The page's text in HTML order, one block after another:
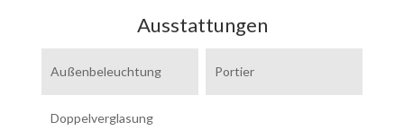
Ausstattungen
Außenbeleuchtung Portier
Doppelverglasung